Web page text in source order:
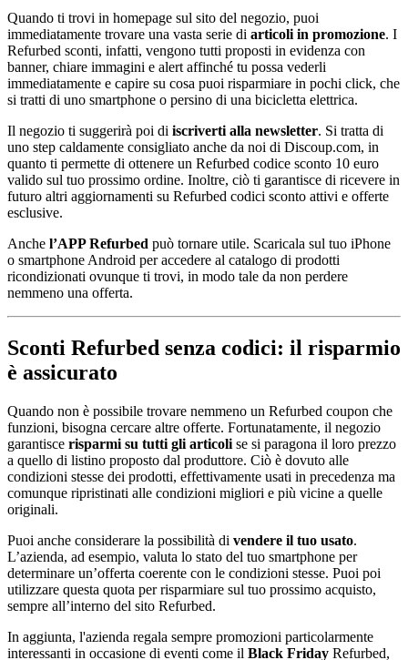
Quando ti trovi in homepage sul sito del negozio, puoi
immediatamente trovare una vasta serie di articoli in promozione. I
Refurbed sconti, infatti, vengono tutti proposti in evidenza con
banner, chiare immagini e alert affinché tu possa vederli
immediatamente e capire su cosa puoi risparmiare in pochi click, che
si tratti di uno smartphone o persino di una bicicletta elettrica.
Il negozio ti suggerirà poi di iscriverti alla newsletter. Si tratta di
uno step caldamente consigliato anche da noi di Discoup.com, in
quanto ti permette di ottenere un Refurbed codice sconto 10 euro
valido sul tuo prossimo ordine. Inoltre, ciò ti garantisce di ricevere in
futuro altri aggiornamenti su Refurbed codici sconto attivi e offerte
esclusive.
Anche l’APP Refurbed può tornare utile. Scaricala sul tuo iPhone
o smartphone Android per accedere al catalogo di prodotti
ricondizionati ovunque ti trovi, in modo tale da non perdere
nemmeno una offerta.
Sconti Refurbed senza codici: il risparmio
è assicurato
Quando non è possibile trovare nemmeno un Refurbed coupon che
funzioni, bisogna cercare altre offerte. Fortunatamente, il negozio
garantisce risparmi su tutti gli articoli se si paragona il loro prezzo
a quello di listino proposto dal produttore. Ciò è dovuto alle
condizioni stesse dei prodotti, effettivamente usati in precedenza ma
comunque ripristinati alle condizioni migliori e più vicine a quelle
originali.
Puoi anche considerare la possibilità di vendere il tuo usato.
L’azienda, ad esempio, valuta lo stato del tuo smartphone per
determinare un’offerta coerente con le condizioni stesse. Puoi poi
utilizzare questa quota per risparmiare sul tuo prossimo acquisto,
sempre all’interno del sito Refurbed.
In aggiunta, l'azienda regala sempre promozioni particolarmente
interessanti in occasione di eventi come il Black Friday Refurbed,